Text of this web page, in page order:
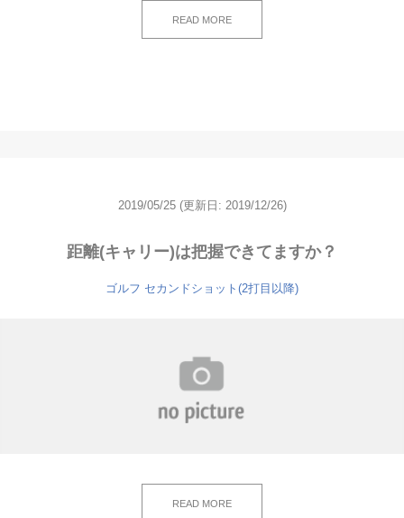
READ MORE
2019/05/25 (更新日: 2019/12/26)
距離(キャリー)は把握できてますか？
ゴルフ セカンドショット(2打目以降)
READ MORE